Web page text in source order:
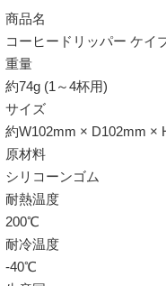
商品名
コーヒードリッパー ケイ
重量
約74g (1～4杯用)
サイズ
約W102mm × D102mm ×
原材料
シリコーンゴム
耐熱温度
200℃
耐冷温度
-40℃